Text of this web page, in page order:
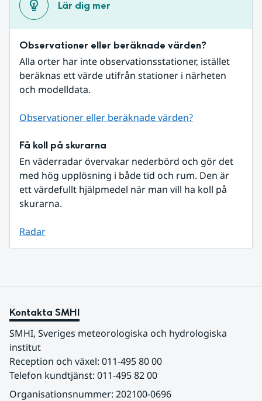
Lär dig mer
Observationer eller beräknade värden?
Alla orter har inte observationsstationer, istället
beräknas ett värde utifrån stationer i närheten
och modelldata.
Observationer eller beräknade värden?
Få koll på skurarna
En väderradar övervakar nederbörd och gör det
med hög upplösning i både tid och rum. Den är
ett värdefullt hjälpmedel när man vill ha koll på
skurarna.
Radar
Kontakta SMHI
SMHI, Sveriges meteorologiska och hydrologiska
institut
Reception och växel: 011-495 80 00
Telefon kundtjänst: 011-495 82 00
Organisationsnummer: 202100-0696